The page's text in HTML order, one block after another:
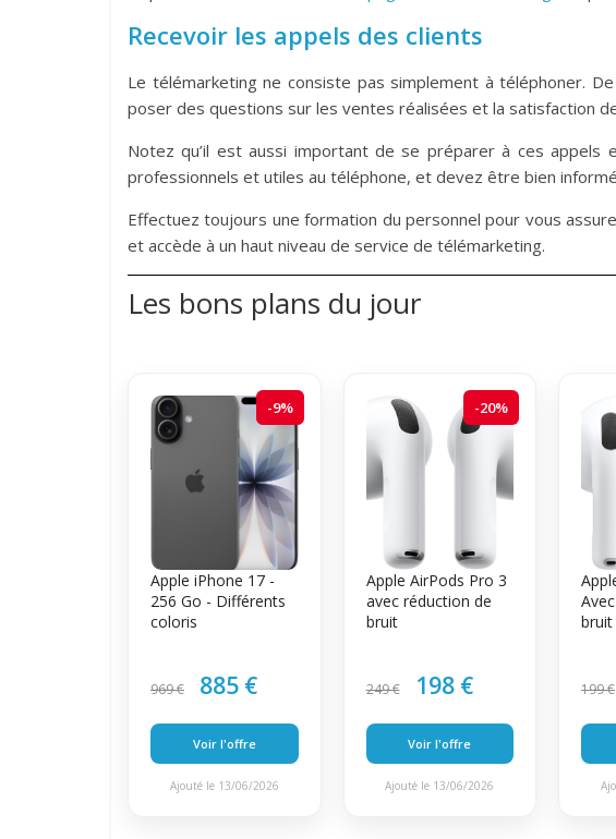
Recevoir les appels des clients
Le télémarketing ne consiste pas simplement à téléphoner.
poser des questions sur les ventes réalisées et la satisfaction
Notez qu’il est aussi important de se préparer à ces
professionnels et utiles au téléphone, et devez être bien
Effectuez toujours une formation du personnel pour vous
et accède à un haut niveau de service de télémarketing.
Les bons plans du jour
-9%
Apple iPhone 17 -
256 Go - Différents
coloris
969 € 885 €
Voir l'offre
Ajouté le 13/06/2026
-20%
Apple AirPods Pro 3
avec réduction de
bruit
249 € 198 €
Voir l'offre
Ajouté le 13/06/2026
bruit
199 €